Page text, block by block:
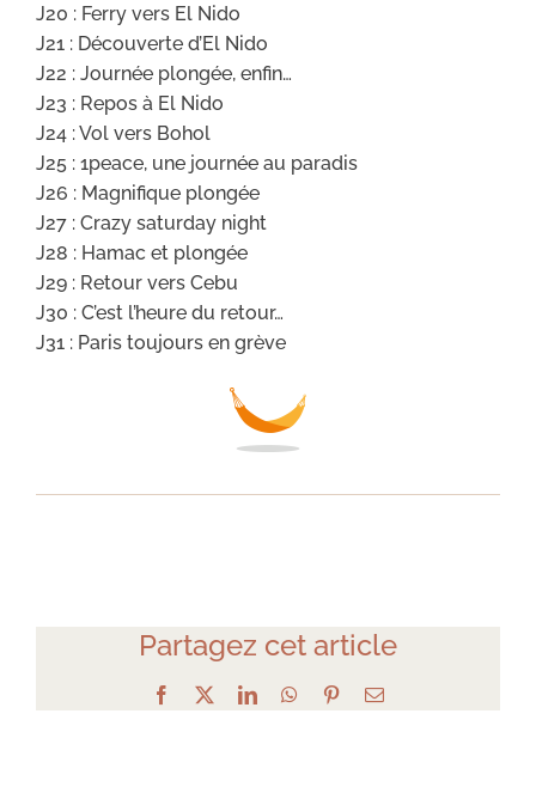
J20 : Ferry vers El Nido
J21 : Découverte d’El Nido
J22 : Journée plongée, enfin…
J23 : Repos à El Nido
J24 : Vol vers Bohol
J25 : 1peace, une journée au paradis
J26 : Magnifique plongée
J27 : Crazy saturday night
J28 : Hamac et plongée
J29 : Retour vers Cebu
J30 : C’est l’heure du retour…
J31 : Paris toujours en grève
Partagez cet article
Facebook LinkedInWhatsApp
PinterestEmail